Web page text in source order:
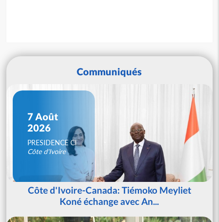
Communiqués
7 Août
2026
PRESIDENCE CI
Côte d'Ivoire
Côte d'Ivoire-Canada: Tiémoko Meyliet
Koné échange avec An...